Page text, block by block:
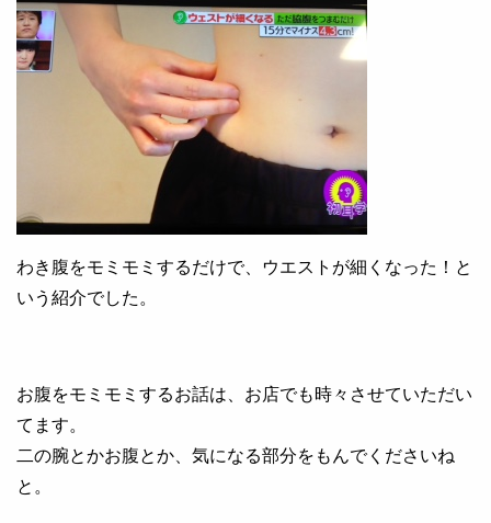
わき腹をモミモミするだけで、ウエストが細くなった！と
いう紹介でした。
お腹をモミモミするお話は、お店でも時々させていただい
てます。
二の腕とかお腹とか、気になる部分をもんでくださいね
と。